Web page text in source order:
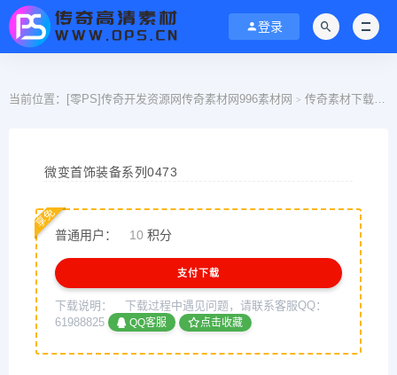
登录
当前位置： [零PS]传奇开发资源网传奇素材网996素材网 > 传奇素材下载
微变首饰装备系列0473
普通用户： 10 积分
享免
支付下载
下载说明：
下载过程中遇见问题，请联系客服QQ：
61988825
QQ客服 点击收藏